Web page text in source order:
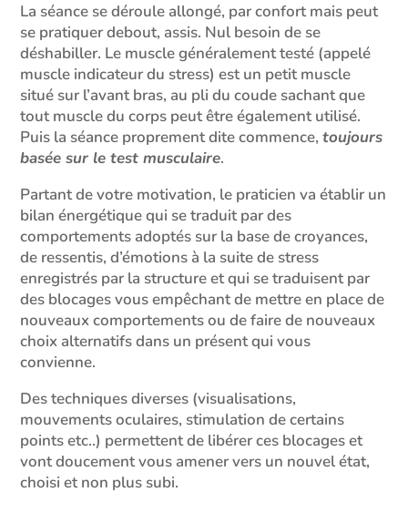
La séance se déroule allongé, par confort mais peut
se pratiquer debout, assis. Nul besoin de se
déshabiller. Le muscle généralement testé (appelé
muscle indicateur du stress) est un petit muscle
situé sur l’avant bras, au pli du coude sachant que
tout muscle du corps peut être également utilisé.
Puis la séance proprement dite commence,toujours
basée sur le test musculaire.
Partant de votre motivation, le praticien va établir un
bilan énergétique qui se traduit par des
comportements adoptés sur la base de croyances,
de ressentis, d’émotions à la suite de stress
enregistrés par la structure et qui se traduisent par
des blocages vous empêchant de mettre en place de
nouveaux comportements ou de faire de nouveaux
choix alternatifs dans un présent qui vous
convienne.
Des techniques diverses (visualisations,
mouvements oculaires, stimulation de certains
points etc..) permettent de libérer ces blocages et
vont doucement vous amener vers un nouvel état,
choisi et non plus subi.